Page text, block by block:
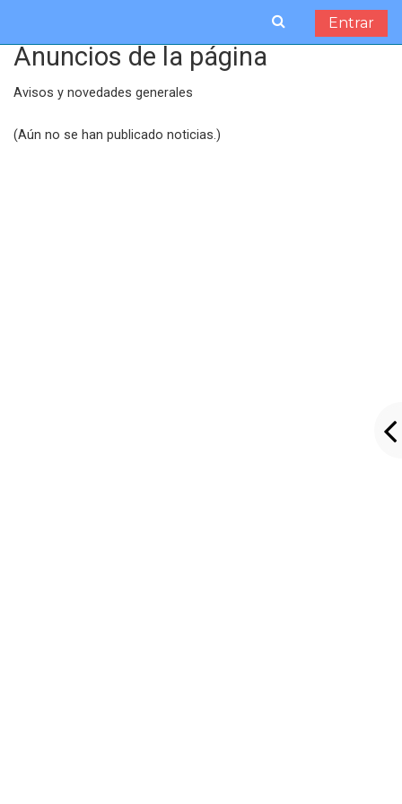
Entrar
Anuncios de la página
Avisos y novedades generales
(Aún no se han publicado noticias.)